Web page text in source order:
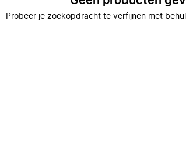
Probeer je zoekopdracht te verfijnen met